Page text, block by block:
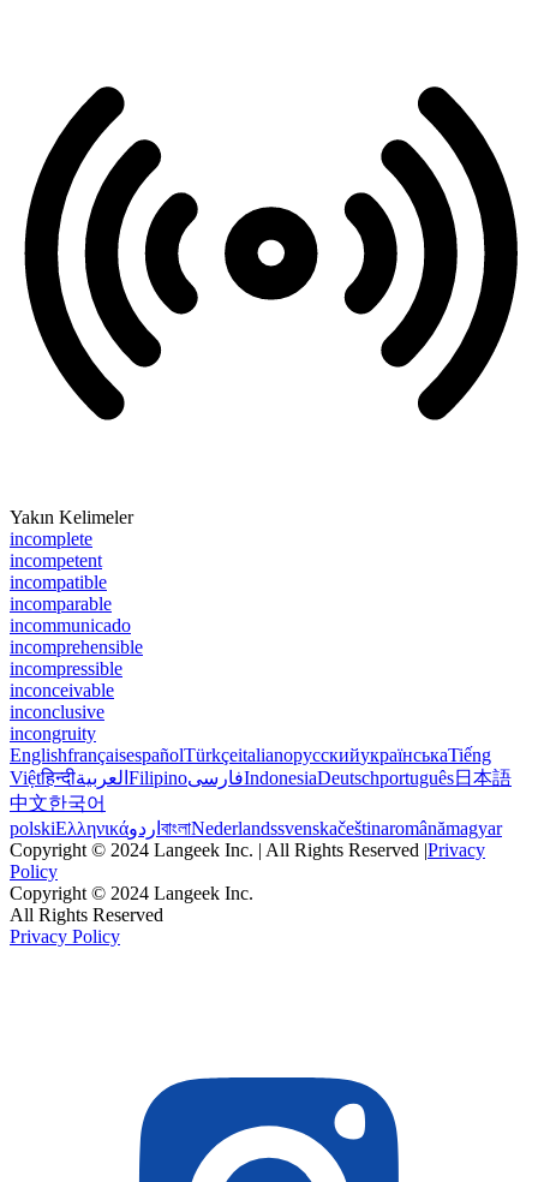
Yakın Kelimeler
incomplete
incompetent
incompatible
incomparable
incommunicado
incomprehensible
incompressible
inconceivable
inconclusive
incongruity
EnglishfrançaisespañolTürkçeitalianoрусскийукраїнськаTiếng
Việtहिन्दीالعربية FilipinoفارسیIndonesiaDeutschportuguês日本語
中文한국어
polskiΕλληνικάاردو বাংলাNederlandssvenskačeštinaromânămagyar
Copyright © 2024 Langeek Inc. | All Rights Reserved |Privacy
Policy
Copyright © 2024 Langeek Inc.
All Rights Reserved
Privacy Policy